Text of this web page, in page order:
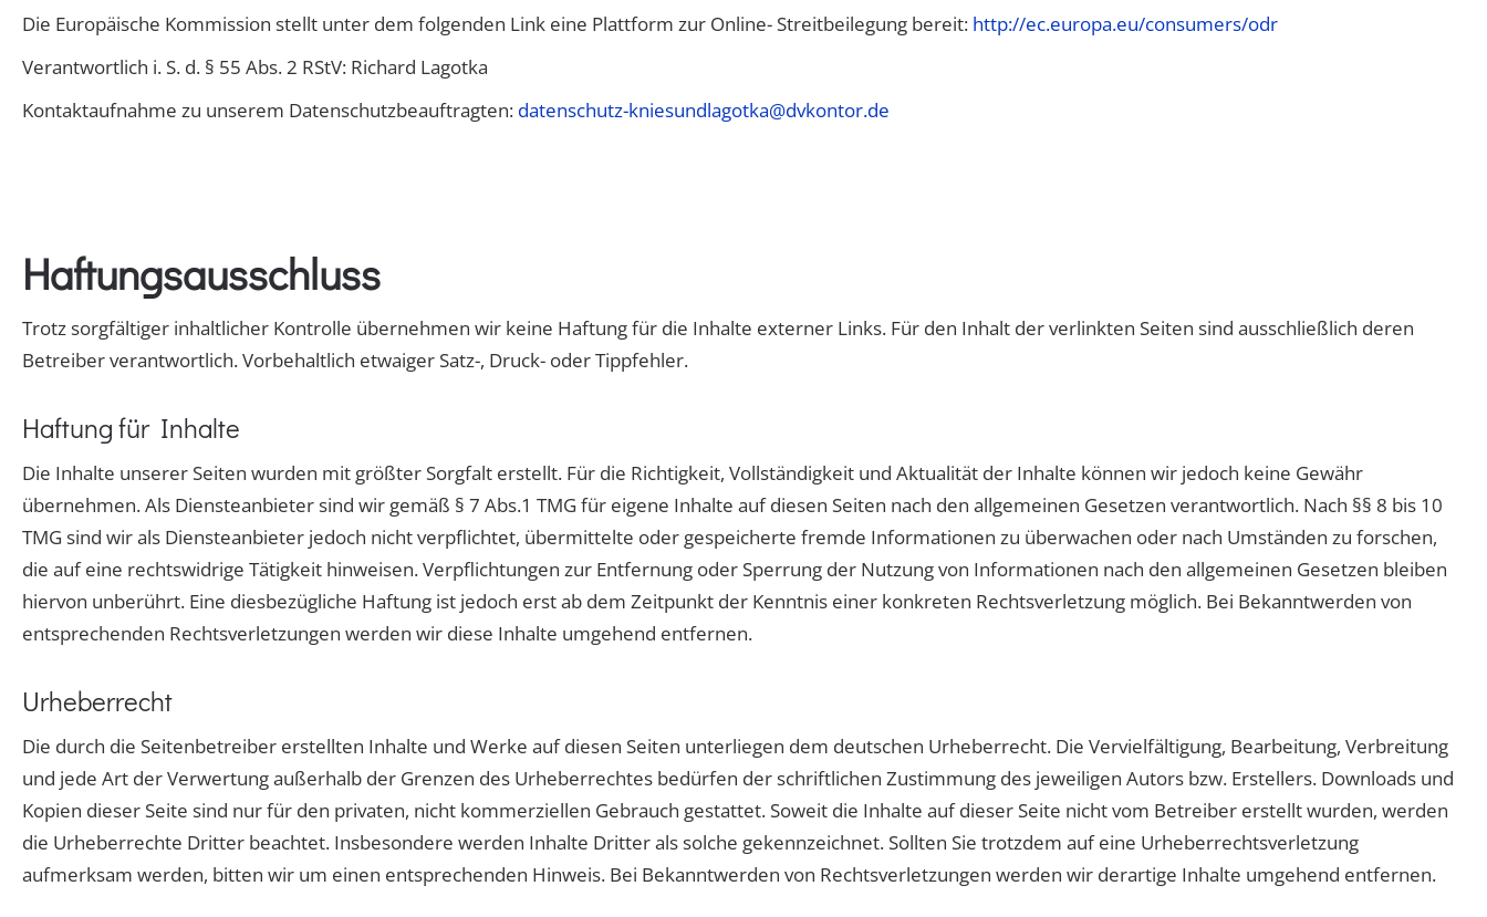
Die Europäische Kommission stellt unter dem folgenden Link eine Plattform zur Online- Streitbeilegung bereit: http://ec.europa.eu/consumers/odr
Verantwortlich i. S. d. § 55 Abs. 2 RStV: Richard Lagotka
Kontaktaufnahme zu unserem Datenschutzbeauftragten: datenschutz-kniesundlagotka@dvkontor.de
Haftungsausschluss
Trotz sorgfältiger inhaltlicher Kontrolle übernehmen wir keine Haftung für die Inhalte externer Links. Für den Inhalt der verlinkten Seiten sind ausschließlich deren
Betreiber verantwortlich. Vorbehaltlich etwaiger Satz-, Druck- oder Tippfehler.
Haftung für Inhalte
Die Inhalte unserer Seiten wurden mit größter Sorgfalt erstellt. Für die Richtigkeit, Vollständigkeit und Aktualität der Inhalte können wir jedoch keine Gewähr
übernehmen. Als Diensteanbieter sind wir gemäß § 7 Abs.1 TMG für eigene Inhalte auf diesen Seiten nach den allgemeinen Gesetzen verantwortlich. Nach §§ 8 bis 10
TMG sind wir als Diensteanbieter jedoch nicht verpflichtet, übermittelte oder gespeicherte fremde Informationen zu überwachen oder nach Umständen zu forschen,
die auf eine rechtswidrige Tätigkeit hinweisen. Verpflichtungen zur Entfernung oder Sperrung der Nutzung von Informationen nach den allgemeinen Gesetzen bleiben
hiervon unberührt. Eine diesbezügliche Haftung ist jedoch erst ab dem Zeitpunkt der Kenntnis einer konkreten Rechtsverletzung möglich. Bei Bekanntwerden von
entsprechenden Rechtsverletzungen werden wir diese Inhalte umgehend entfernen.
Urheberrecht
Die durch die Seitenbetreiber erstellten Inhalte und Werke auf diesen Seiten unterliegen dem deutschen Urheberrecht. Die Vervielfältigung, Bearbeitung, Verbreitung
und jede Art der Verwertung außerhalb der Grenzen des Urheberrechtes bedürfen der schriftlichen Zustimmung des jeweiligen Autors bzw. Erstellers. Downloads und
Kopien dieser Seite sind nur für den privaten, nicht kommerziellen Gebrauch gestattet. Soweit die Inhalte auf dieser Seite nicht vom Betreiber erstellt wurden, werden
die Urheberrechte Dritter beachtet. Insbesondere werden Inhalte Dritter als solche gekennzeichnet. Sollten Sie trotzdem auf eine Urheberrechtsverletzung
aufmerksam werden, bitten wir um einen entsprechenden Hinweis. Bei Bekanntwerden von Rechtsverletzungen werden wir derartige Inhalte umgehend entfernen.